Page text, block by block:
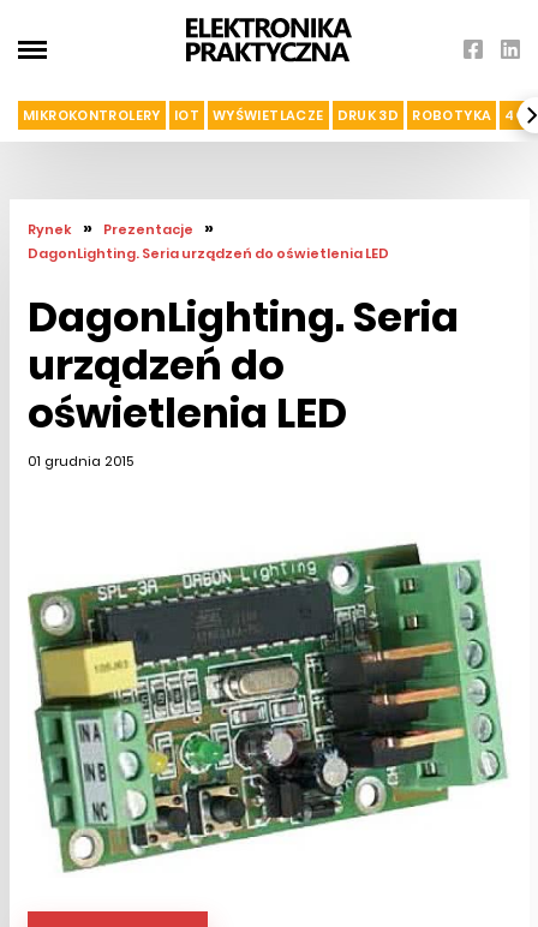
MIKROKONTROLERY IOT WYŚWIETLACZE DRUK 3D ROBOTYKA 4G I
Rynek » Prezentacje »
DagonLighting. Seria urządzeń do oświetlenia LED
DagonLighting. Seria
urządzeń do
oświetlenia LED
01 grudnia 2015